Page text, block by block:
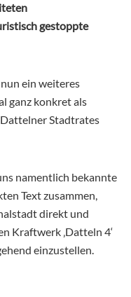
gestoppte
ein weiteres
ganz konkret als
Dattelner Stadtrates
namentlich bekannte
Text zusammen,
direkt und
Kraftwerk ‚Datteln 4‘
einzustellen.